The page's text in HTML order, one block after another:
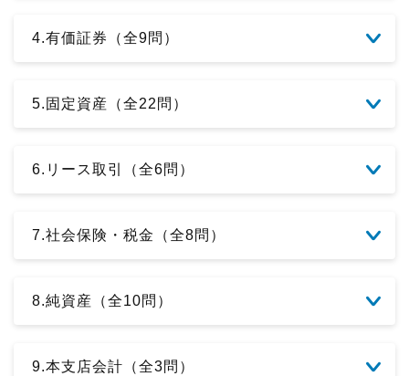
4.有価証券（全9問）
5.固定資産（全22問）
6.リース取引（全6問）
7.社会保険・税金（全8問）
8.純資産（全10問）
9.本支店会計（全3問）